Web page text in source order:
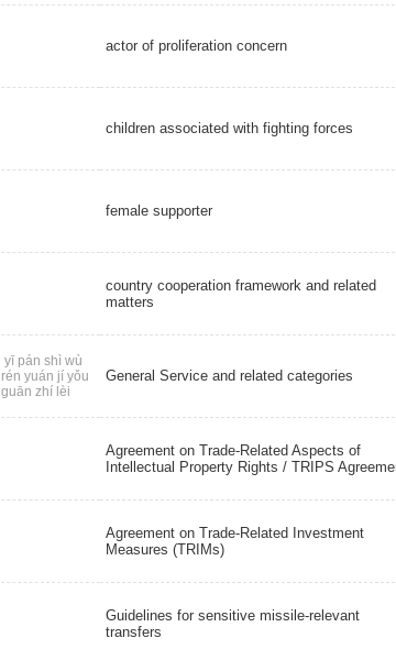
actor of proliferation concern
children associated with fighting forces
female supporter
country cooperation framework and related
matters
yī pán shì wù
rén yuán jí yǒu
guān zhí lèi
General Service and related categories
Agreement on Trade-Related Aspects of
Intellectual Property Rights / TRIPS
Agreement on Trade-Related Investment
Measures (TRIMs)
Guidelines for sensitive missile-relevant
transfers